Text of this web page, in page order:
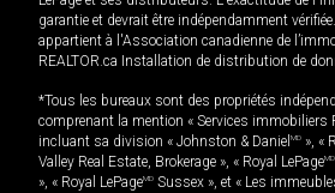
garantie et devrait être indépendamment
appartient à l'Association canadienne de
REALTOR.ca Installation de distribution de
*Tous les bureaux sont des propriétés
comprenant la mention « Services immobiliers
incluant sa division « Johnston & Daniel MD », «
Valley Real Estate, Brokerage », « Royal LePageMD
», « Royal LePageMD Sussex », et « Les